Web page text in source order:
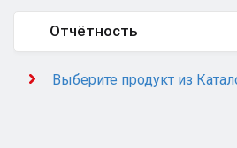
Отчётность
Выберите продукт из